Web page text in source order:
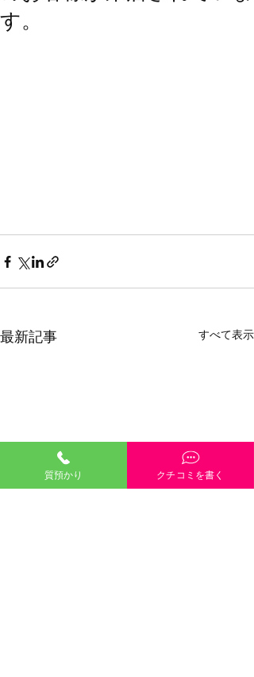
す。
最新記事 すべて表示
質預かり クチコミを書く